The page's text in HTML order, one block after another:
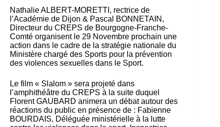
Nathalie ALBERT-MORETTI, rectrice de
l’Académie de Dijon & Pascal BONNETAIN,
Directeur du CREPS de Bourgogne-Franche-
Comté organisent le 29 Novembre prochain une
action dans le cadre de la stratégie nationale du
Ministère chargé des Sports pour la prévention
des violences sexuelles dans le Sport.
Le film « Slalom » sera projeté dans
l’amphithéâtre du CREPS à la suite duquel
Florent GAUBARD animera un débat autour des
réactions du public en présence de : Fabienne
BOURDAIS, Déléguée ministérielle à la lutte